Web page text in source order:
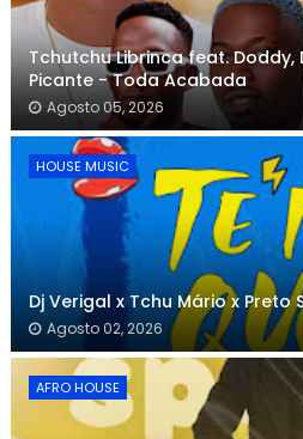
Tchutchu Librinca feat. Doddy,
Picante - Toda Acabada
Agosto 05, 2026
HOUSE MUSIC
Dj Verigal x Tchu Mário x Preto
Agosto 02, 2026
AFRO HOUSE